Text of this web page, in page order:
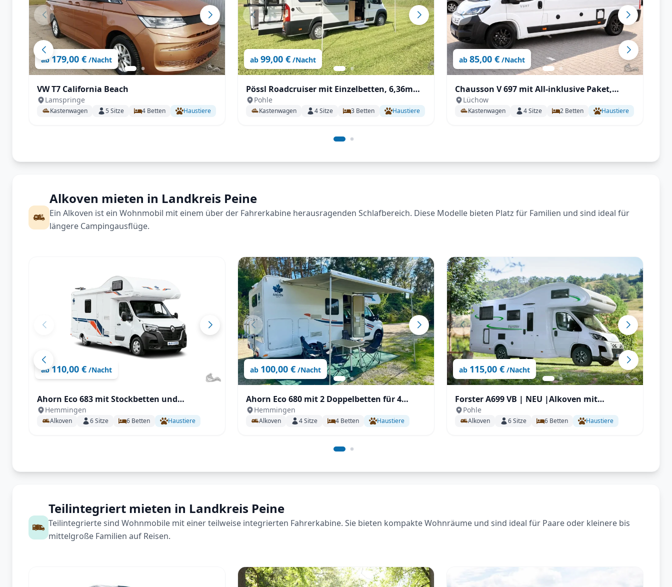
ab 179,00 € /Nacht
VW T7 California Beach
Lamspringe
Kastenwagen 5Sitze 4 Betten Haustiere
ab 99,00 € /Nacht
Pössl Roadcruiser mit Einzelbetten, 6,36m
mit SAT, Solar, Außendusche, Fahrradträger
uvm.
Pohle
Kastenwagen 4Sitze 3 Betten Haustiere
ab 85,00 € /Nacht
Chausson V 697 mit All-inklusive Paket,
Längsbetten, DK-Heizung, Winterfest
Lüchow
Kastenwagen 4Sitze 2 Betten Haustiere
Alkoven mieten in Landkreis Peine
Ein Alkoven ist ein Wohnmobil mit einem über der Fahrerkabine herausragenden Schlafbereich. Diese Modelle bieten Platz für Familien und sind ideal für
längere Campingausflüge.
ab 110,00 € /Nacht
Ahorn Eco 683 mit Stockbetten und
Doppelbett für 6 Personen
Hemmingen
Alkoven 6Sitze 6 Betten Haustiere
ab 100,00 € /Nacht
Ahorn Eco 680 mit 2 Doppelbetten für 4
Person
Hemmingen
Alkoven 4Sitze 4 Betten Haustiere
ab 115,00 € /Nacht
Forster A699 VB | NEU |Alkoven mit
Automatik, 165PS Stockbetten für bis zu 6 P.
Pohle
Alkoven 6Sitze 6 Betten Haustiere
Teilintegriert mieten in Landkreis Peine
Teilintegrierte sind Wohnmobile mit einer teilweise integrierten Fahrerkabine. Sie bieten kompakte Wohnräume und sind ideal für Paare oder kleinere bis
mittelgroße Familien auf Reisen.